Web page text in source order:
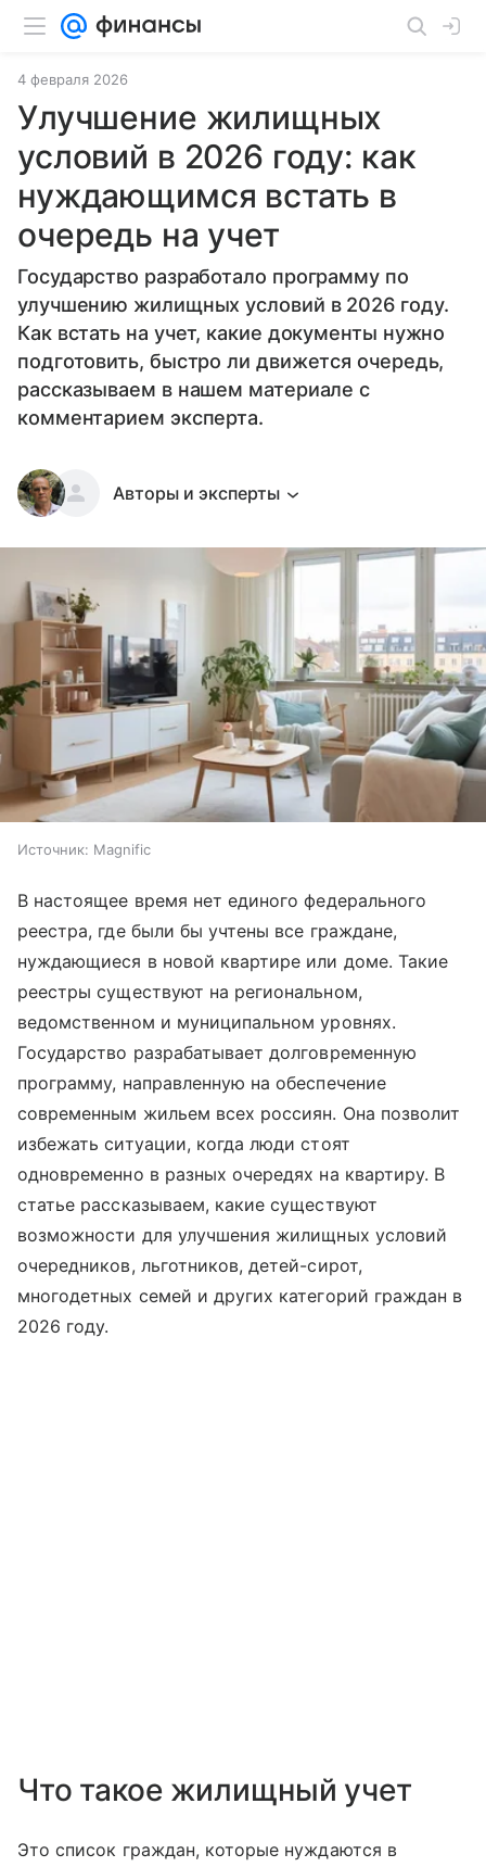
4 февраля 2026
Улучшение жилищных
условий в 2026 году: как
нуждающимся встать в
очередь на учет
Государство разработало программу по
улучшению жилищных условий в 2026 году.
Как встать на учет, какие документы нужно
подготовить, быстро ли движется очередь,
рассказываем в нашем материале с
комментарием эксперта.
Авторы и эксперты
Источник: Magnific
В настоящее время нет единого федерального
реестра, где были бы учтены все граждане,
нуждающиеся в новой квартире или доме. Такие
реестры существуют на региональном,
ведомственном и муниципальном уровнях.
Государство разрабатывает долговременную
программу, направленную на обеспечение
современным жильем всех россиян. Она позволит
избежать ситуации, когда люди стоят
одновременно в разных очередях на квартиру. В
статье рассказываем, какие существуют
возможности для улучшения жилищных условий
очередников, льготников, детей-сирот,
многодетных семей и других категорий граждан в
2026 году.
Что такое жилищный учет
Это список граждан, которые нуждаются в